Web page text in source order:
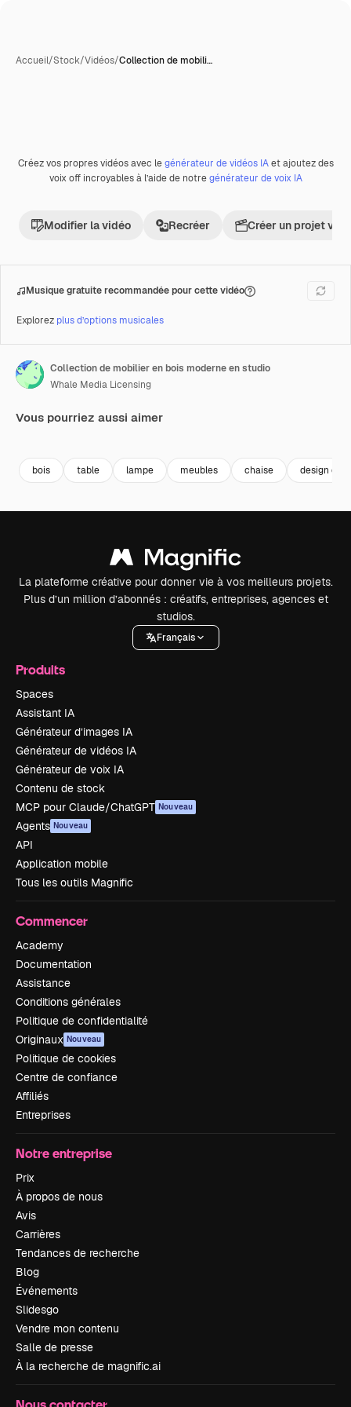
Accueil/Stock/Vidéos/Collection de mobili…
PremiumGénérée par l’IA
Créez vos propres vidéos avec legénérateur de vidéos IAet ajoutez des
voix off incroyables à l’aide de notregénérateur de voix IA
Modifier la vidéo Recréer Créer un projet
Musique gratuite recommandée pour cette vidéo
Explorez plus d’options musicales
Collection de mobilier en bois moderne en studio
Whale Media Licensing
Vous pourriez aussi aimer
bois table lampe meubles chaise design
La plateforme créative pour donner vie à vos meilleurs projets.
Plus d’un million d’abonnés : créatifs, entreprises, agences et
studios.
Français
Produits
Spaces
Assistant IA
Générateur d’images IA
Générateur de vidéos IA
Générateur de voix IA
Contenu de stock
MCP pour Claude/ChatGPT Nouveau
Agents Nouveau
API
Application mobile
Tous les outils Magnific
Commencer
Academy
Documentation
Assistance
Conditions générales
Politique de confidentialité
Originaux Nouveau
Politique de cookies
Centre de confiance
Affiliés
Entreprises
Notre entreprise
Prix
À propos de nous
Avis
Carrières
Tendances de recherche
Blog
Événements
Slidesgo
Vendre mon contenu
Salle de presse
À la recherche de magnific.ai